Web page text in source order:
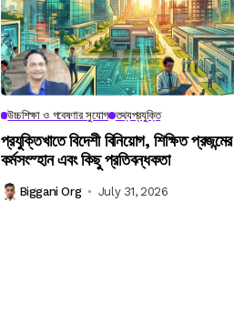
উচ্চশিক্ষা ও গবেষণার সুযোগ তথ্যপ্রযুক্তি
প্রযুক্তিখাতে বিদেশী বিনিয়োগ, শিক্ষিত প্রজন্মের
কর্মসংস্হান এবং কিছু প্রতিবন্ধকতা
Biggani Org July 31, 2026